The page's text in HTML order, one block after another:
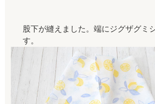
股下が縫えました。端にジグザグミ
す。